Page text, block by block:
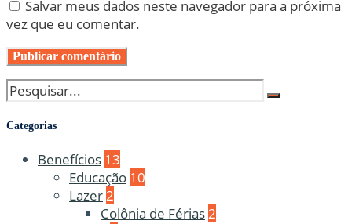
Salvar meus dados neste navegador para a próxima
vez que eu comentar.
Categorias
Benefícios 13
Educação 10
Lazer2
Colônia de Férias2